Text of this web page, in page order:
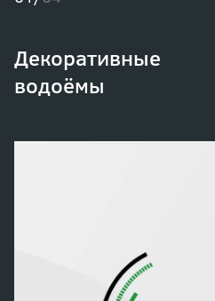
Декоративные
водоёмы